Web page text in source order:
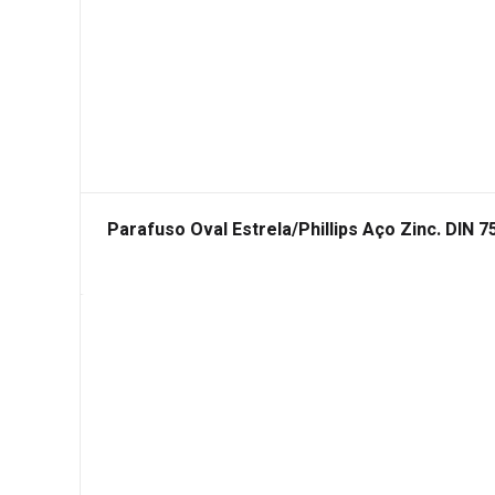
Parafuso Oval Estrela/Phillips Aço Zinc. DIN